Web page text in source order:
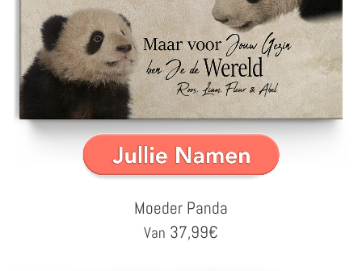
Moeder Panda
Van 37,99€